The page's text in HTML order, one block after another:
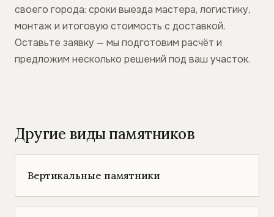
своего города: сроки выезда мастера, логистику,
монтаж и итоговую стоимость с доставкой.
Оставьте заявку — мы подготовим расчёт и
предложим несколько решений под ваш участок.
Другие виды памятников
Вертикальные памятники